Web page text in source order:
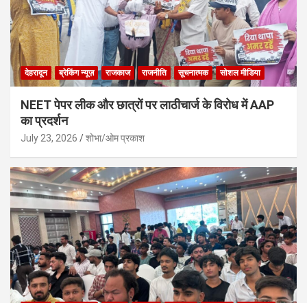
देहरादून ब्रेकिंग न्यूज़ राजकाज राजनीति सूचनात्मक सोशल मीडिया
NEET पेपर लीक और छात्रों पर लाठीचार्ज के विरोध में AAP
का प्रदर्शन
July 23, 2026 शोभा/ओम प्रकाश